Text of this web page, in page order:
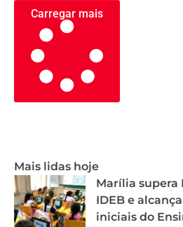
Carregar mais
Mais lidas hoje
Marília supera
IDEB e
iniciais do